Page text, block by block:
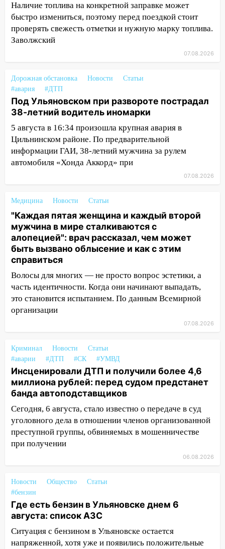
18:02 В Ульяновск едут звезды
баскетбола!
17:08 Ульяновский областной суд
оставил в силе приговор руководству
16:09
Ветераны легкой атлетики из
Ульяновска успешно выступили на
Чемпионате России
16:02 В Ульяновской области убрали
более 28% площадей зерновых и
зернобобовых культур
Бросила кирпич в жену брата: в
15:47 На улице Радищева сбили
курьера: крупная авария в Ульяновске
15:15 Проводил до квартиры и ограбил:
новый кавалер женщины оказался
рецидивистом
14:26 В Ульяновске ограничат движение
по улице Ефремова
14:23 67% ульяновцев готовы
14:01
Инсценировали ДТП и получили
более 4,6 миллиона рублей: перед
судом предстанет банда
автоподставщиков
13:36 В Инзе произошел крупный пожар
13:00 В суде защитили репутацию
мужчины, которого необоснованно
обвиняли в жестоком обращении с
12:28
Ульяновской области перевозчик
провернул хитрую схему с чужими
проездными
12:10 Ульяновский алиментщик накопил
120 тысяч долга
Наличие топлива на конкретной заправке может
быстро измениться, поэтому перед поездкой стоит
проверять свежесть отметки и нужную марку топлива.
Заволжский
07.08.2026
Дорожная обстановка Новости
Статьи
#авария
#ДТП
Под Ульяновском при развороте пострадал
38-летний водитель иномарки
5 августа в 16:34 произошла крупная авария в
Цильнинском районе. По предварительной
информации ГАИ, 38-летний мужчина за рулем
автомобиля «Хонда Аккорд» при
07.08.2026
Медицина Новости Статьи
"Каждая пятая женщина и каждый второй
мужчина в мире сталкиваются с
алопецией": врач рассказал, чем может
быть вызвано облысение и как с этим
справиться
Волосы для многих — не просто вопрос эстетики, а
часть идентичности. Когда они начинают выпадать,
это становится испытанием. По данным Всемирной
организации
07.08.2026
Криминал Новости
Статьи
#аварии
#ДТП #СК #УМВД
Инсценировали ДТП и получили более 4,6
миллиона рублей: перед судом предстанет
банда автоподставщиков
Сегодня, 6 августа, стало известно о передаче в суд
уголовного дела в отношении членов организованной
преступной группы, обвиняемых в мошенничестве
при получении
06.08.2026
Новости Общество
Статьи
#бензин
Где есть бензин в Ульяновске днем 6
августа: список АЗС
Ситуация с бензином в Ульяновске остается
напряженной, хотя уже и появились положительные